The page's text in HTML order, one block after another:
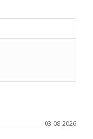
03-08-2026